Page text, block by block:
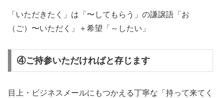
「いただきたく」は「〜してもらう」の謙譲語「お
（ご）〜いただく」＋希望「～したい」
④ご持参いただければと存じます
目上・ビジネスメールにもつかえる丁寧な「持って来てく